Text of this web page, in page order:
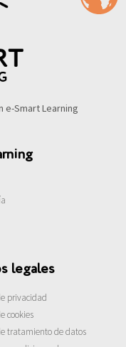
e-Smart Learning
legales
privacidad
cookies
tratamiento de datos